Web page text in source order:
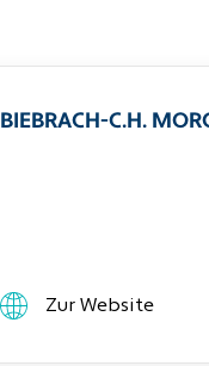
BIEBRACH-C.H.
Zur Website